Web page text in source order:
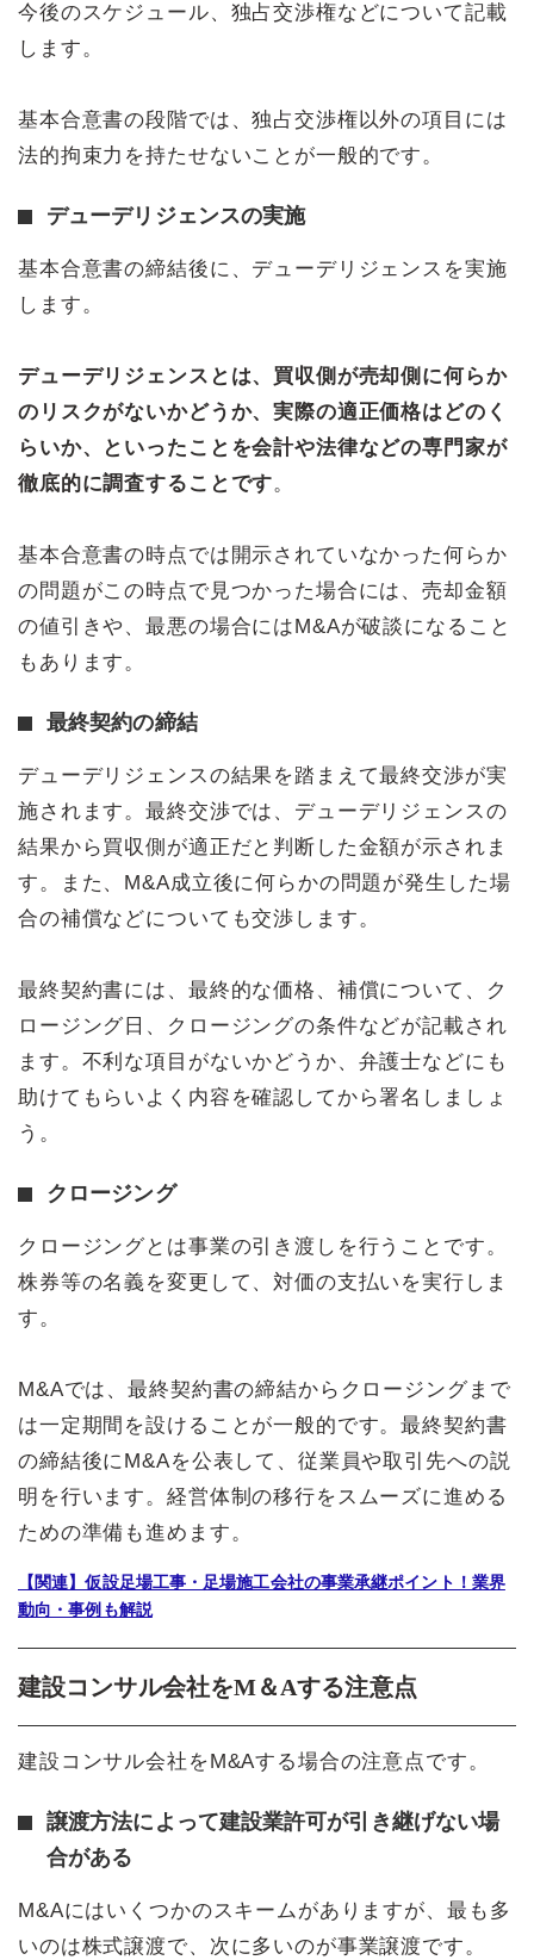
今後のスケジュール、独占交渉権などについて記載
します。
基本合意書の段階では、独占交渉権以外の項目には
法的拘束力を持たせないことが一般的です。
デューデリジェンスの実施
基本合意書の締結後に、デューデリジェンスを実施
します。
デューデリジェンスとは、買収側が売却側に何らか
のリスクがないかどうか、実際の適正価格はどのく
らいか、といったことを会計や法律などの専門家が
徹底的に調査することです。
基本合意書の時点では開示されていなかった何らか
の問題がこの時点で見つかった場合には、売却金額
の値引きや、最悪の場合にはM&Aが破談になること
もあります。
最終契約の締結
デューデリジェンスの結果を踏まえて最終交渉が実
施されます。最終交渉では、デューデリジェンスの
結果から買収側が適正だと判断した金額が示されま
す。また、M&A成立後に何らかの問題が発生した場
合の補償などについても交渉します。
最終契約書には、最終的な価格、補償について、ク
ロージング日、クロージングの条件などが記載され
ます。不利な項目がないかどうか、弁護士などにも
助けてもらいよく内容を確認してから署名しましょ
う。
クロージング
クロージングとは事業の引き渡しを行うことです。
株券等の名義を変更して、対価の支払いを実行しま
す。
M&Aでは、最終契約書の締結からクロージングまで
は一定期間を設けることが一般的です。最終契約書
の締結後にM&Aを公表して、従業員や取引先への説
明を行います。経営体制の移行をスムーズに進める
ための準備も進めます。
【関連】仮設足場工事・足場施工会社の事業承継ポイント！業界
動向・事例も解説
建設コンサル会社をM＆Aする注意点
建設コンサル会社をM&Aする場合の注意点です。
譲渡方法によって建設業許可が引き継げない場
合がある
M&Aにはいくつかのスキームがありますが、最も多
いのは株式譲渡で、次に多いのが事業譲渡です。